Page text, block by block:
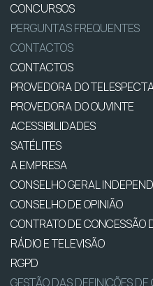
CONCURSOS
PERGUNTAS FREQUENTES
CONTACTOS
CONTACTOS
PROVEDORA DO
PROVEDORA DO OUVINTE
ACESSIBILIDADES
SATÉLITES
A EMPRESA
CONSELHO GERAL
CONSELHO DE OPINIÃO
CONTRATO DE CONCESSÃO
RÁDIO E TELEVISÃO
RGPD
GESTÃO DAS DEFINIÇÕES DE